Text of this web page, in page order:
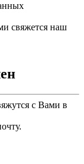
свяжется наш
с Вами в